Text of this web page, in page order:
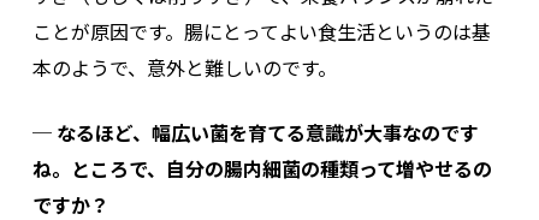
ことが原因です。腸にとってよい食生活というのは基
本のようで、意外と難しいのです。
─ なるほど、幅広い菌を育てる意識が大事なのです
ね。ところで、自分の腸内細菌の種類って増やせるの
ですか？